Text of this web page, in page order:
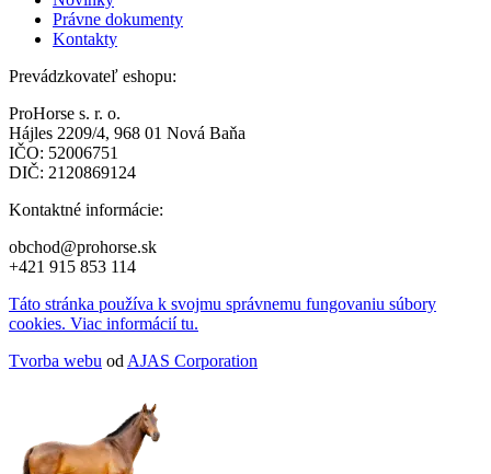
Právne dokumenty
Kontakty
Prevádzkovateľ eshopu:
ProHorse s. r. o.
Hájles 2209/4, 968 01 Nová Baňa
IČO: 52006751
DIČ: 2120869124
Kontaktné informácie:
obchod@prohorse.sk
+421 915 853 114
Táto stránka používa k svojmu správnemu fungovaniu súbory
cookies. Viac informácií tu.
Tvorba webu od AJAS Corporation